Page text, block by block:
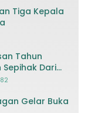
Tiga Kepala
Tahun
Sepihak Dari
Gelar Buka